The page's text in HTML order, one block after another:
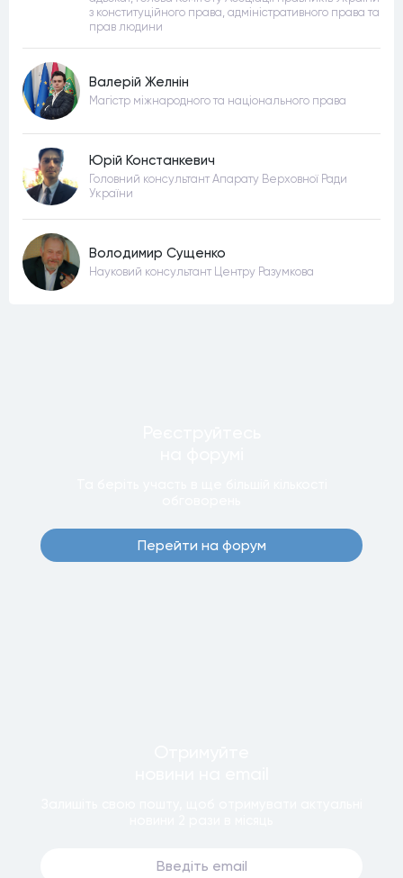
з конституційного права, адміністративного права та
прав людини
Валерій Желнін
Магістр міжнародного та національного права
Юрій Констанкевич
Головний консультант Апарату Верховної Ради
України
Володимир Сущенко
Науковий консультант Центру Разумкова
Перейти на форум